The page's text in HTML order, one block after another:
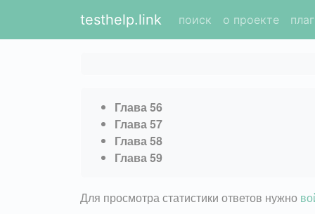
testhelp.link поиск о проекте
Глава 56
Глава 57
Глава 58
Глава 59
Для просмотра статистики ответов нужно